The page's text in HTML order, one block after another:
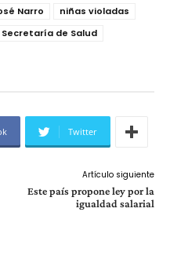
Narro
niñas violadas
Secretaría de Salud
Twitter
Artículo siguiente
Este país propone ley por la
igualdad salarial